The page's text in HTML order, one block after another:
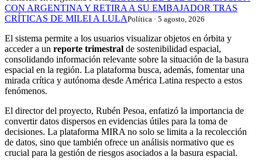
CON ARGENTINA Y RETIRA A SU EMBAJADOR TRAS
CRÍTICAS DE MILEI A LULAPolítica · 5 agosto, 2026
El sistema permite a los usuarios visualizar objetos en órbita y
acceder a un reporte trimestral de sostenibilidad espacial,
consolidando información relevante sobre la situación de la basura
espacial en la región. La plataforma busca, además, fomentar una
mirada crítica y autónoma desde América Latina respecto a estos
fenómenos.
El director del proyecto, Rubén Pesoa, enfatizó la importancia de
convertir datos dispersos en evidencias útiles para la toma de
decisiones. La plataforma MIRA no solo se limita a la recolección
de datos, sino que también ofrece un análisis normativo que es
crucial para la gestión de riesgos asociados a la basura espacial.